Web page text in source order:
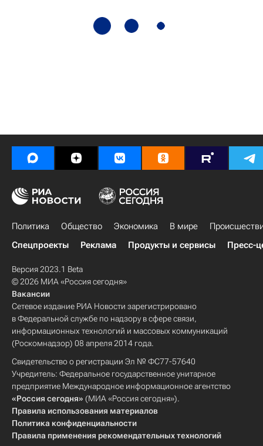
Политика Общество Экономика В мире
Спецпроекты
Реклама Продукты и сервисы Пресс-
Версия 2023.1 Beta
© 2026 МИА «Россия сегодня»
Вакансии
Сетевое издание РИА Новости зарегистрировано
в Федеральной службе по надзору в сфере связи,
информационных технологий и массовых коммуникаций
(Роскомнадзор) 08 апреля 2014 года.
Свидетельство о регистрации Эл № ФС77-57640
Учредитель: Федеральное государственное унитарное
предприятие Международное информационное агентство
«Россия сегодня» (МИА «Россия сегодня»).
Правила использования материалов
Политика конфиденциальности
Правила применения рекомендательных технологий